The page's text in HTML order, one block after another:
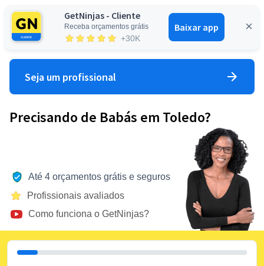
GetNinjas - Cliente
Receba orçamentos grátis
+30K
Baixar app
Entrar
Seja um profissional
Precisando de Babás em Toledo?
Até 4 orçamentos grátis e seguros
Profissionais avaliados
Como funciona o GetNinjas?